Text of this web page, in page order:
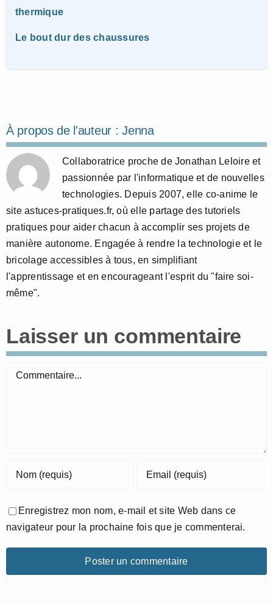
thermique
Le bout dur des chaussures
À propos de l'auteur :Jenna
Collaboratrice proche de Jonathan Leloire et
passionnée par l'informatique et de nouvelles
technologies. Depuis 2007, elle co-anime le
site astuces-pratiques.fr, où elle partage des tutoriels
pratiques pour aider chacun à accomplir ses projets de
manière autonome. Engagée à rendre la technologie et le
bricolage accessibles à tous, en simplifiant
l'apprentissage et en encourageant l'esprit du "faire soi-
même".
Laisser un commentaire
Commentaire
Enregistrez mon nom, e-mail et site Web dans ce
navigateur pour la prochaine fois que je commenterai.